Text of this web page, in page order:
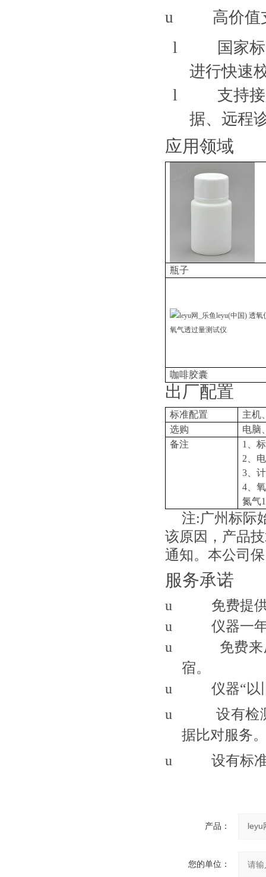
u
高价值
l
国家
进行快速
l
支持
据、远程
应用领域
瓶子
咖啡胶囊
出厂配置
标准配置 主机
选购
电脑
备注
1、
2、
3、
4、
氮气
注:广州标际
该原因，产品
通知。本公司
服务承诺
u
免费提
u
仪器一
u
免费
宿。
u
仪器“以
u
设有检
据比对服务
u
设有标
产品：
您的单位：